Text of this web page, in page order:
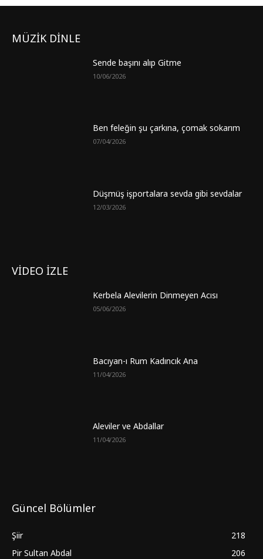
MÜZİK DİNLE
Sende başını alıp Gitme
10/06/2026
Ben feleğin şu çarkına, çomak sokarım
07/04/2026
Düşmüş işportalara sevda gibi sevdalar
12/03/2026
VİDEO İZLE
Kerbela Alevilerin Dinmeyen Acısı
05/06/2026
Bacıyan-ı Rum Kadıncık Ana
11/04/2026
Aleviler ve Abdallar
11/04/2026
Güncel Bölümler
Şiir
218
Pir Sultan Abdal
206